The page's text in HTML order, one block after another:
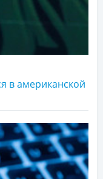
в американской